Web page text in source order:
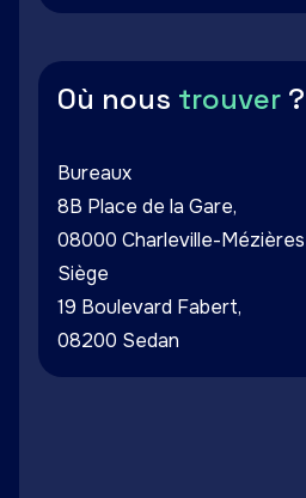
Où nous trouver ?
Bureaux
8B Place de la Gare,
08000 Charleville-Mézières
Siège
19 Boulevard Fabert,
08200 Sedan